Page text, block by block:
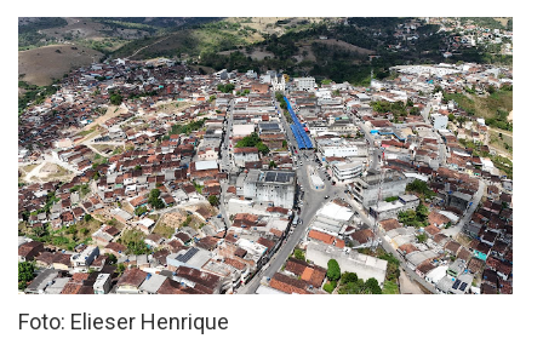
Foto: Elieser Henrique